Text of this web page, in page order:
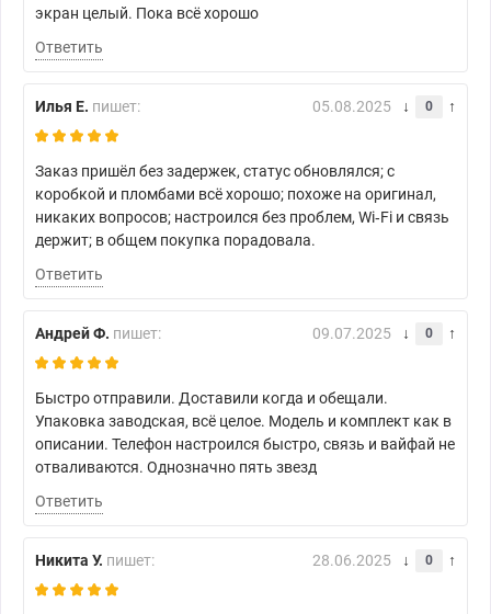
экран целый. Пока всё хорошо
Ответить
Илья Е. пишет: 05.08.2025 0
Заказ пришёл без задержек, статус обновлялся; с
коробкой и пломбами всё хорошо; похоже на оригинал,
никаких вопросов; настроился без проблем, Wi‑Fi и связь
держит; в общем покупка порадовала.
Ответить
Андрей Ф. пишет: 09.07.2025 0
Быстро отправили. Доставили когда и обещали.
Упаковка заводская, всё целое. Модель и комплект как в
описании. Телефон настроился быстро, связь и вайфай не
отваливаются. Однозначно пять звезд
Ответить
Никита У. пишет: 28.06.2025 0